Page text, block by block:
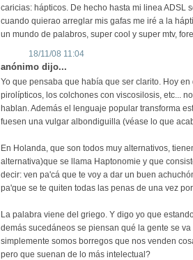
caricias: hápticos. De hecho hasta mi linea ADSL
cuando quierao arreglar mis gafas me iré a la
un mundo de palabros, super cool y super mtv,
18/11/08 11:04
anónimo dijo...
Yo que pensaba que había que ser clarito. Hoy
pirolípticos, los colchones con viscosilosis, etc...
hablan. Además el lenguaje popular transforma
fuesen una vulgar albondiguilla (véase lo que
En Holanda, que son todos muy alternativos,
alternativa)que se llama Haptonomie y que
decir: ven pa'cá que te voy a dar un buen
pa'que se te quiten todas las penas de una vez
La palabra viene del griego. Y digo yo que
demás sucedáneos se piensan qué la gente se
simplemente somos borregos que nos venden
pero que suenan de lo más intelectual?